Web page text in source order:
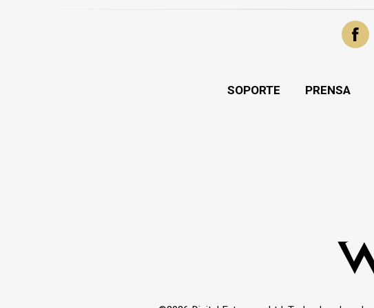
SOPORTE PRENSA